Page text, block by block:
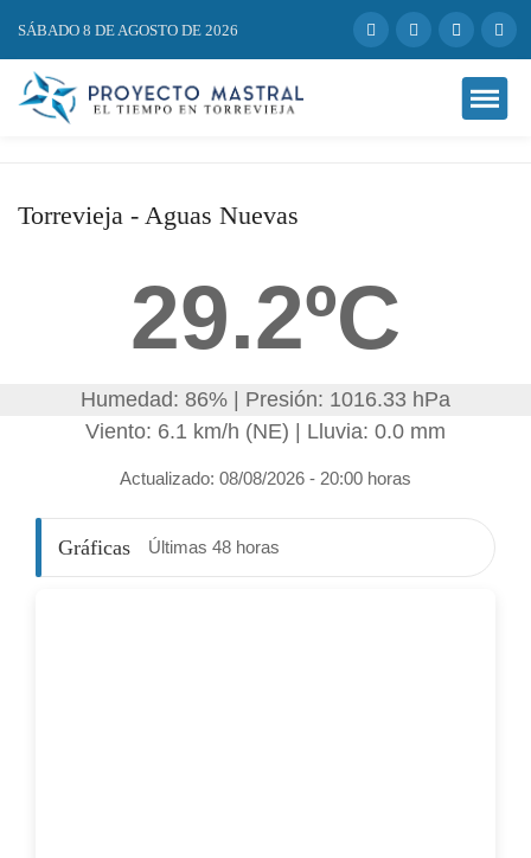
SÁBADO 8 DE AGOSTO DE 2026
Torrevieja - Aguas Nuevas
29.2ºC
Humedad: 86% | Presión: 1016.33 hPa
Viento: 6.1 km/h (NE) | Lluvia: 0.0 mm
Actualizado: 08/08/2026 - 20:00 horas
Gráficas Últimas 48 horas